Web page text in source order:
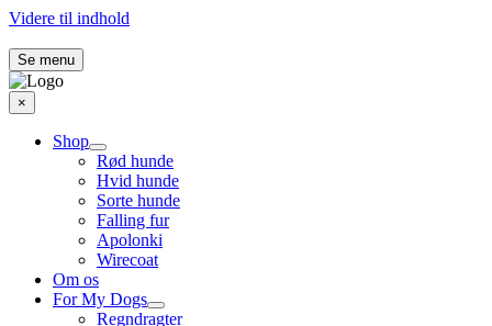
Videre til indhold
Se menu
×
Shop
Rød hunde
Hvid hunde
Sorte hunde
Falling fur
Apolonki
Wirecoat
Om os
For My Dogs
Regndragter